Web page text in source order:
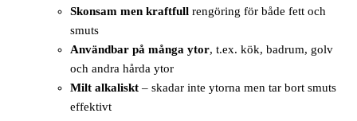
Skonsam men kraftfull rengöring för både fett och
smuts
Användbar på många ytor, t.ex. kök, badrum, golv
och andra hårda ytor
Milt alkaliskt – skadar inte ytorna men tar bort smuts
effektivt